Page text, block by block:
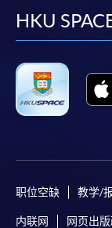
HKU
职位空缺 教学/
内联网 网页出